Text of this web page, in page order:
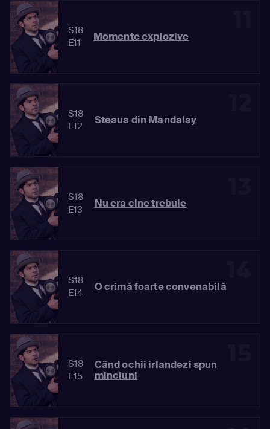
S18
E11
Momente explozive
S18
E12
Steaua din Mandalay
S18
E13
Nu era cine trebuie
S18
E14
O crimă foarte convenabilă
S18
E15
Când ochii irlandezi spun
minciuni